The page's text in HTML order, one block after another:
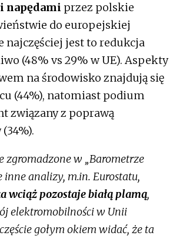
przez polskie
do europejskiej
najczęściej jest to redukcja
(48% vs 29% w UE). Aspekty
na środowisko znajdują się
(44%), natomiast podium
związany z poprawą
zgromadzone w „Barometrze
inne analizy, m.in. Eurostatu,
wciąż pozostaje białą plamą,
elektromobilności w Unii
gołym okiem widać, że ta